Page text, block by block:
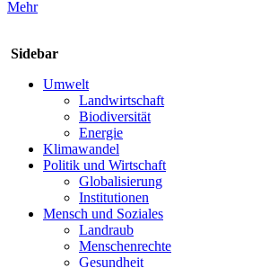
Mehr
Sidebar
Umwelt
Landwirtschaft
Biodiversität
Energie
Klimawandel
Politik und Wirtschaft
Globalisierung
Institutionen
Mensch und Soziales
Landraub
Menschenrechte
Gesundheit